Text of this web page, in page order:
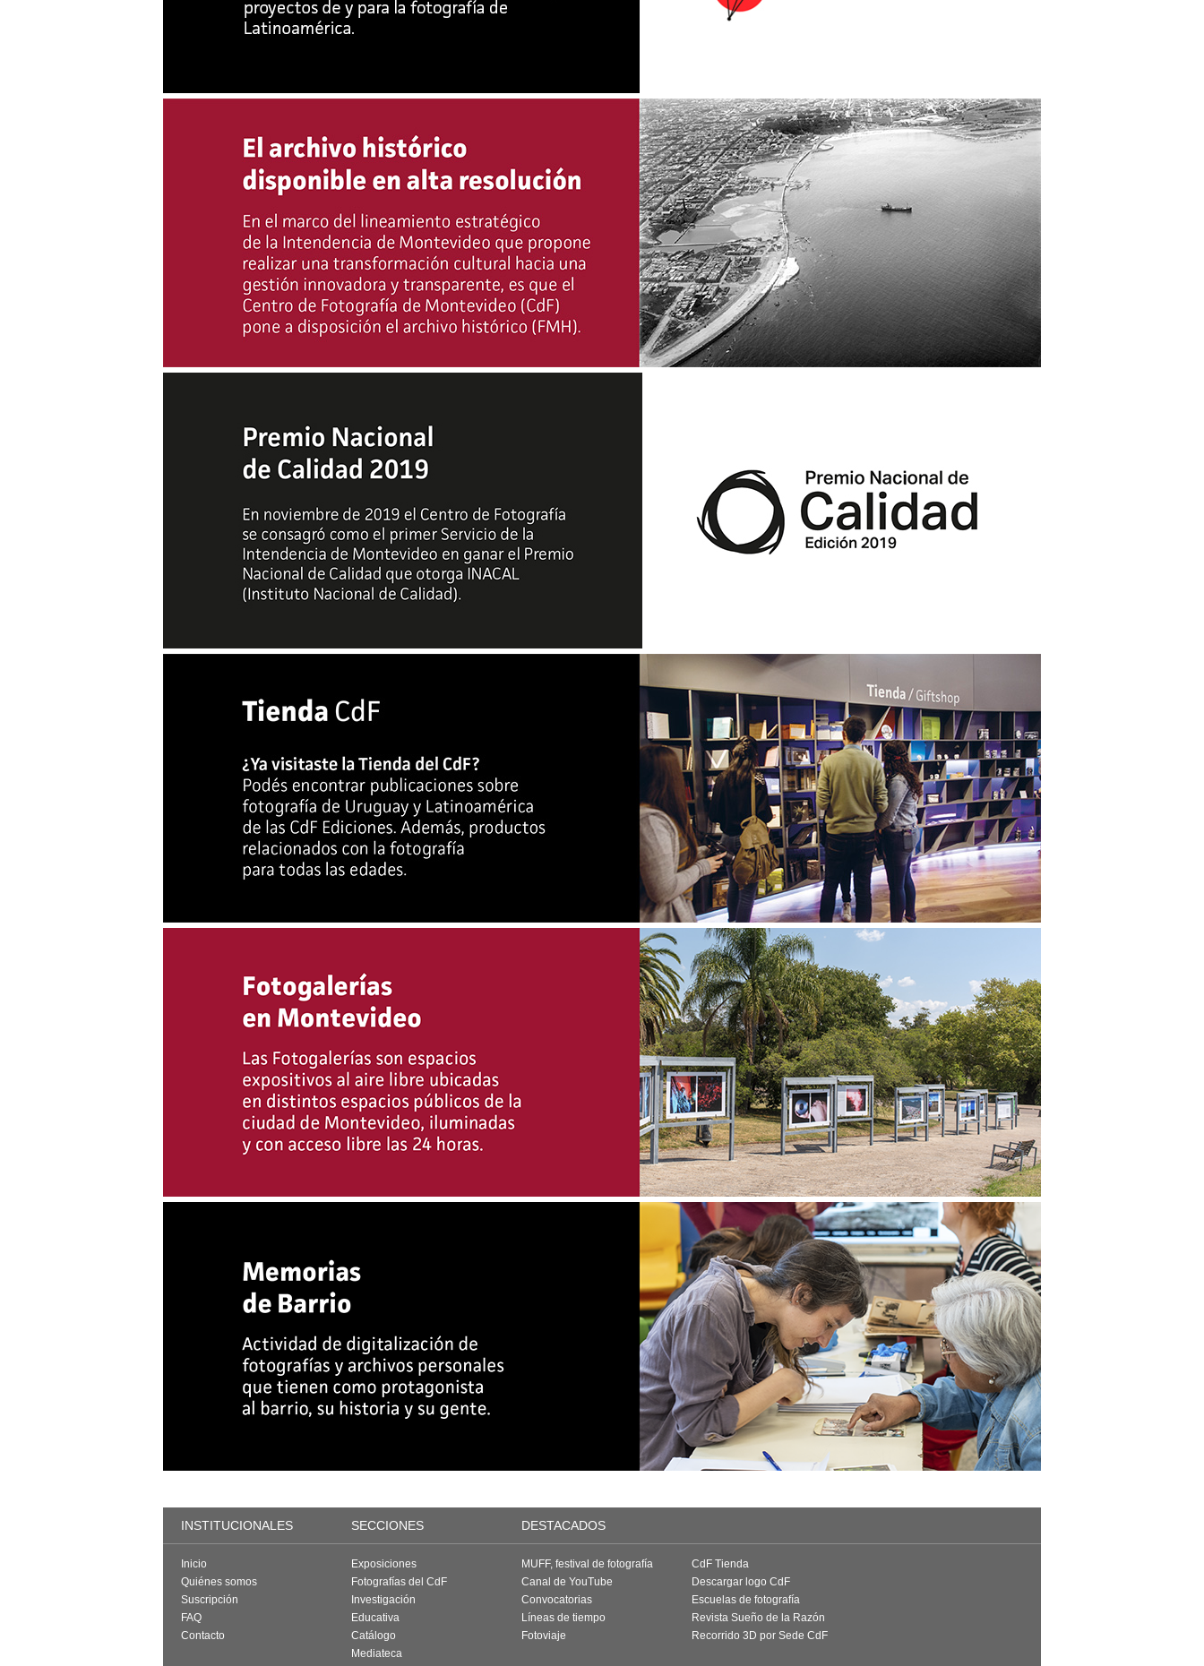
INSTITUCIONALES SECCIONES DESTACADOS
Inicio
Quiénes somos
Suscripción
FAQ
Contacto
Exposiciones
Fotografías del CdF
Investigación
Educativa
Catálogo
Mediateca
MUFF, festival de fotografía
Canal de YouTube
Convocatorias
Líneas de tiempo
Fotoviaje
CdF Tienda
Descargar logo CdF
Escuelas de fotografía
Revista Sueño de la Razón
Recorrido 3D por Sede CdF